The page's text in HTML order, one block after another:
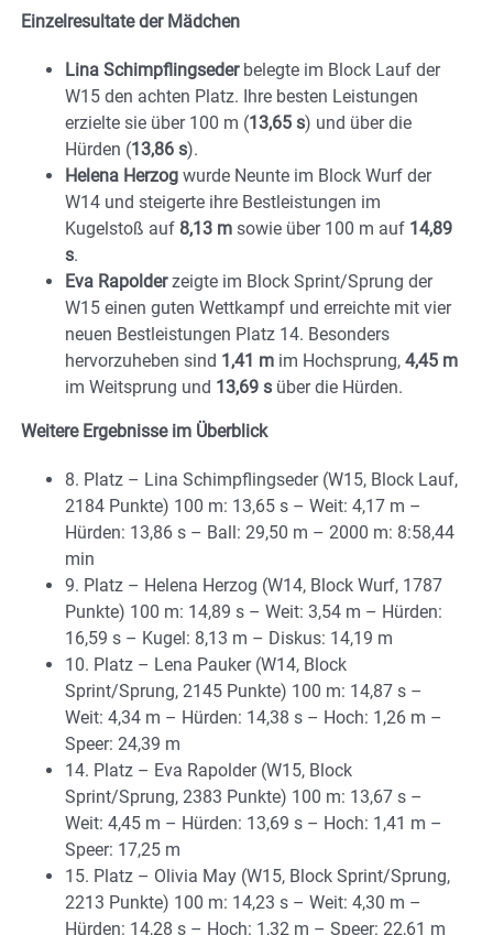
Einzelresultate der Mädchen
Lina Schimpflingsederbelegte im Block Lauf der
W15 den achten Platz. Ihre besten Leistungen
erzielte sie über 100 m (13,65 s) und über die
Hürden (13,86 s).
Helena Herzog wurde Neunte im Block Wurf der
W14 und steigerte ihre Bestleistungen im
Kugelstoß auf 8,13 m sowie über 100 m auf 14,89
s.
Eva Rapolderzeigte im Block Sprint/Sprung der
W15 einen guten Wettkampf und erreichte mit vier
neuen Bestleistungen Platz 14. Besonders
hervorzuheben sind 1,41 m im Hochsprung, 4,45 m
im Weitsprung und 13,69 s über die Hürden.
Weitere Ergebnisse im Überblick
8. Platz – Lina Schimpflingseder (W15, Block Lauf,
2184 Punkte) 100 m: 13,65 s – Weit: 4,17 m –
Hürden: 13,86 s – Ball: 29,50 m – 2000 m: 8:58,44
min
9. Platz – Helena Herzog (W14, Block Wurf, 1787
Punkte) 100 m: 14,89 s – Weit: 3,54 m – Hürden:
16,59 s – Kugel: 8,13 m – Diskus: 14,19 m
10. Platz – Lena Pauker (W14, Block
Sprint/Sprung, 2145 Punkte) 100 m: 14,87 s –
Weit: 4,34 m – Hürden: 14,38 s – Hoch: 1,26 m –
Speer: 24,39 m
14. Platz – Eva Rapolder (W15, Block
Sprint/Sprung, 2383 Punkte) 100 m: 13,67 s –
Weit: 4,45 m – Hürden: 13,69 s – Hoch: 1,41 m –
Speer: 17,25 m
15. Platz – Olivia May (W15, Block Sprint/Sprung,
2213 Punkte) 100 m: 14,23 s – Weit: 4,30 m –
Hürden: 14,28 s – Hoch: 1,32 m – Speer: 22,61 m